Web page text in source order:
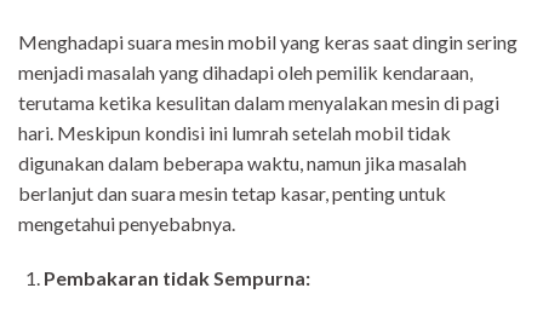
Menghadapi suara mesin mobil yang keras saat dingin sering
menjadi masalah yang dihadapi oleh pemilik kendaraan,
terutama ketika kesulitan dalam menyalakan mesin di pagi
hari. Meskipun kondisi ini lumrah setelah mobil tidak
digunakan dalam beberapa waktu, namun jika masalah
berlanjut dan suara mesin tetap kasar, penting untuk
mengetahui penyebabnya.
Pembakaran tidak Sempurna: